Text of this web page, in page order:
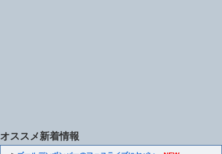
オススメ新着情報